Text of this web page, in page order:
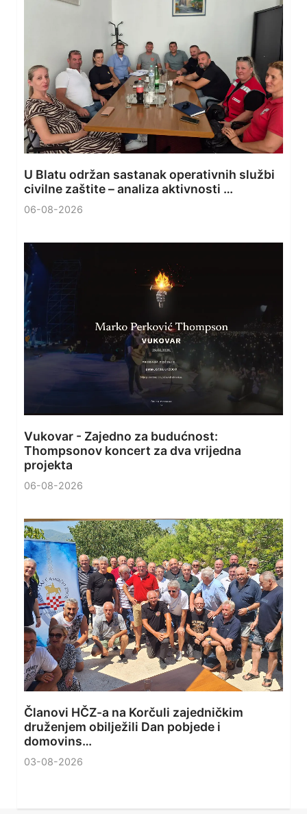
U Blatu održan sastanak operativnih službi
civilne zaštite – analiza aktivnosti …
06-08-2026
Vukovar - Zajedno za budućnost:
Thompsonov koncert za dva vrijedna
projekta
06-08-2026
Članovi HČZ-a na Korčuli zajedničkim
druženjem obilježili Dan pobjede i
domovins…
03-08-2026